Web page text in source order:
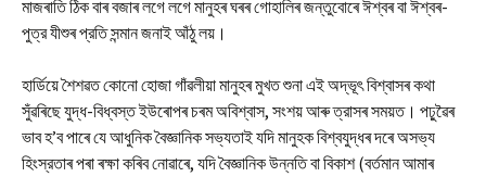
মাজৰাতি ঠিক বাৰ বজাৰ লগে লগে মানুহৰ ঘৰৰ গোহালিৰ জন্তুবোৰে ঈশ্বৰ বা ঈশ্বৰ-
পুত্র যীশুৰ প্রতি সন্মান জনাই আঁঠু লয়।
হার্ডিয়ে শৈশৱত কোনো হোজা গাঁৱলীয়া মানুহৰ মুখত শুনা এই অদ্ভূৎ বিশ্বাসৰ কথা
সুঁৱৰিছে যুদ্ধ-বিধ্বস্ত ইউৰোপৰ চৰম অবিশ্বাস, সংশয় আৰু ত্রাসৰ সময়ত। পঢ়ুৱৈৰ
ভাব হ’ব পাৰে যে আধুনিক বৈজ্ঞানিক সভ্যতাই যদি মানুহক বিশ্বযুদ্ধৰ দৰে অসভ্য
হিংস্রতাৰ পৰা ৰক্ষা কৰিব নোৱাৰে, যদি বৈজ্ঞানিক উন্নতি বা বিকাশ (বর্তমান আমাৰ